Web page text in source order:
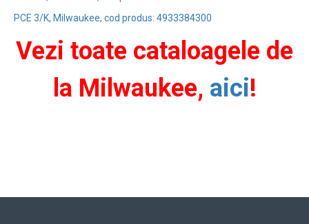
PCE 3/K, Milwaukee, cod produs: 4933384300
Vezi toate cataloagele de
la Milwaukee, aici!